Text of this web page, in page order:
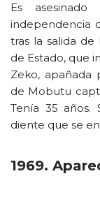
Es
independencia
tras la salida
de Estado, que
Zeko, apañada
de Mobutu
Tenía 35 años.
diente que se
1969.